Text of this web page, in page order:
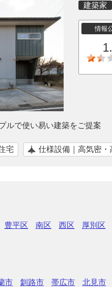
建築家
情報
ルで使い易い建築をご提案
宅 仕様設備｜高気密・
豊平区 南区 西区 厚別区
市 釧路市 帯広市
北見市